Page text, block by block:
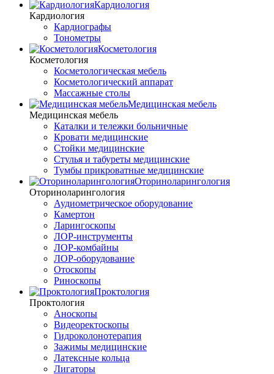
Кардиология
Кардиология
Кардиографы
Тонометры
Косметология
Косметология
Косметологическая мебель
Косметологический аппарат
Массажные столы
Медицинская мебель
Медицинская мебель
Каталки и тележки больничные
Кровати медицинские
Стойки медицинские
Стулья и табуреты медицинские
Тумбы прикроватные медицинские
Оториноларингология
Оториноларингология
Аудиометрическое оборудование
Камертон
Ларингоскопы
ЛОР-инструменты
ЛОР-комбайны
ЛОР-оборудование
Отоскопы
Риноскопы
Проктология
Проктология
Аноскопы
Видеоректоскопы
Гидроколонотерапия
Зажимы медицинские
Латексные кольца
Лигаторы